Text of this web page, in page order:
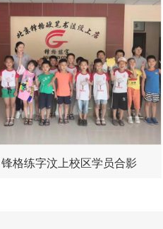
锋格练字汶上校区学员合影